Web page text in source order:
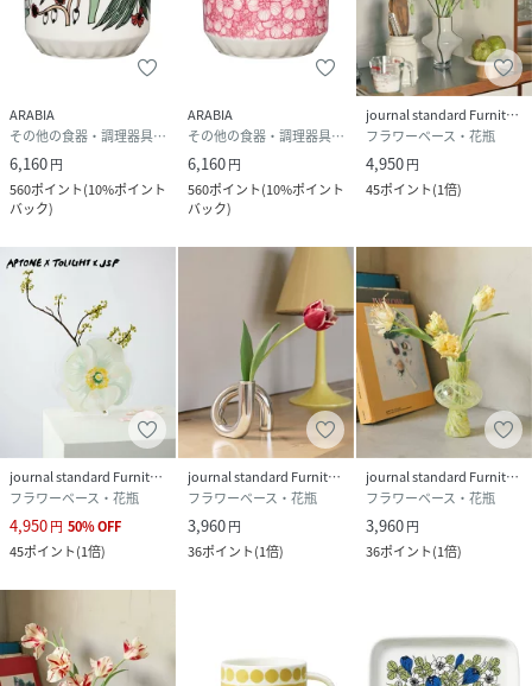
ARABIA
その他の食器・調理器具・キッチン用品
6,160円
560ポイント(10%ポイント
バック)
ARABIA
その他の食器・調理器具・キッチン用品
6,160円
560ポイント(10%ポイント
バック)
journal standard Furniture
フラワーベース・花瓶
4,950円
45ポイント(1倍)
journal standard Furniture
フラワーベース・花瓶
4,950円 50%OFF
45ポイント(1倍)
journal standard Furniture
フラワーベース・花瓶
3,960円
36ポイント(1倍)
journal standard Furniture
フラワーベース・花瓶
3,960円
36ポイント(1倍)